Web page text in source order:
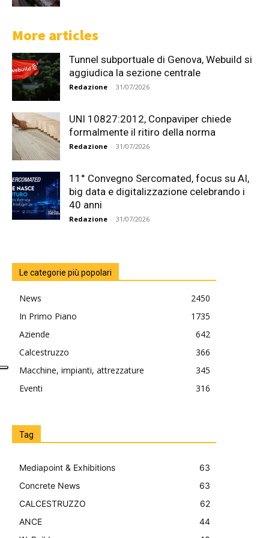
More articles
Tunnel subportuale di Genova, Webuild si
aggiudica la sezione centrale
Redazione - 31/07/2026
UNI 10827:2012, Conpaviper chiede
formalmente il ritiro della norma
Redazione - 31/07/2026
11° Convegno Sercomated, focus su AI,
big data e digitalizzazione celebrando i
40 anni
Redazione - 31/07/2026
Le categorie più popolari
News
2450
In Primo Piano
1735
Aziende
642
Calcestruzzo
366
Macchine, impianti, attrezzature
345
Eventi
316
Tag
Mediapoint & Exhibitions
63
Concrete News
63
CALCESTRUZZO
62
ANCE
44